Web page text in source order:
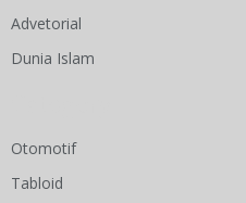
Advetorial
Dunia Islam
Otomotif
Tabloid